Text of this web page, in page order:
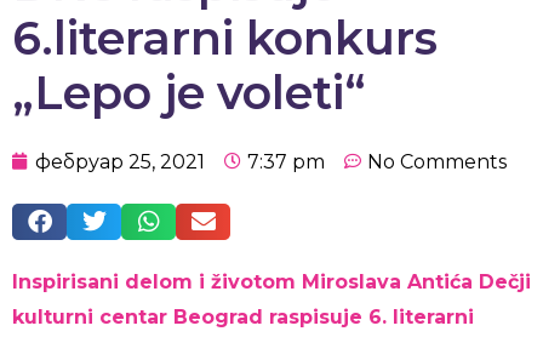
6.literarni konkurs
„Lepo je voleti“
фебруар 25, 2021 7:37 pm No Comments
Inspirisani delom i životom Miroslava Antića Dečji
kulturni centar Beograd raspisuje 6. literarni